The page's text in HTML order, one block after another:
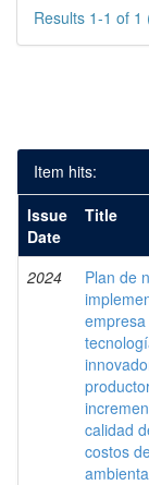
Results 1-1 of 1
Item hits:
Issue
Date
Title
2024
Plan de
calidad
costos